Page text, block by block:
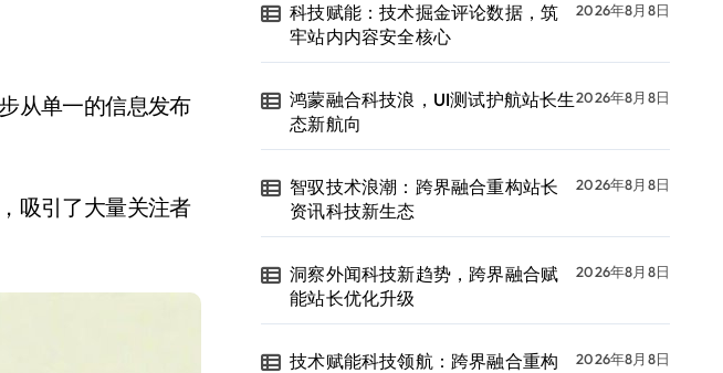
吸引了大量关注者
科技赋能：技术掘金评论数据，筑
牢站内内容安全核心
2026年8月8日
鸿蒙融合科技浪，UI测试护航站长生
态新航向
2026年8月8日
智驭技术浪潮：跨界融合重构站长
资讯科技新生态
2026年8月8日
洞察外闻科技新趋势，跨界融合赋
能站长优化升级
2026年8月8日
技术赋能科技领航：跨界融合重构
2026年8月8日